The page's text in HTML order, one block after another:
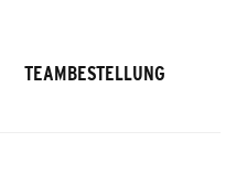
TEAMBESTELLUNG